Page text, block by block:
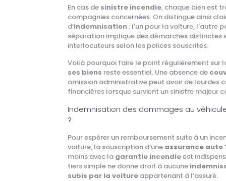
En cas de sinistre incendie, chaque bien est
compagnies concernées. On distingue ainsi
d’indemnisation : l’un pour la voiture, l’autre
séparation implique des démarches distinctes
interlocuteurs selon les polices souscrites.
Voilà pourquoi faire le point régulièrement sur
ses biens reste essentiel. Une absence de
omission administrative peut avoir de lourdes
financières lorsque survient un sinistre majeur
Indemnisation des dommages au
?
Pour espérer un remboursement suite à un
voiture, la souscription d’une assurance auto
moins avec la garantie incendieest
tiers simple ne donne droit à aucune
subis par la voiture appartenant à l’assuré.